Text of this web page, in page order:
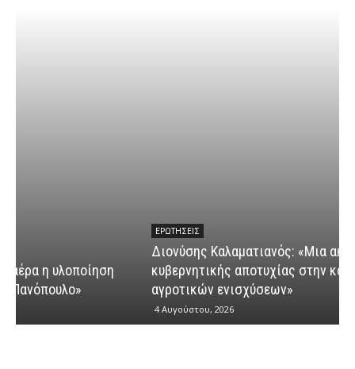
Διονύσης Καλαματιανός: «Μια ακόμη ομολογία
κυβερνητικής αποτυχίας στην καταβολή των
αγροτικών ενισχύσεων»